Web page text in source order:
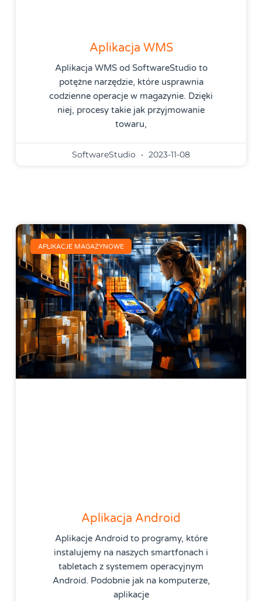
Aplikacja WMS
Aplikacja WMS od SoftwareStudio to
potężne narzędzie, które usprawnia
codzienne operacje w magazynie. Dzięki
niej, procesy takie jak przyjmowanie
towaru,
SoftwareStudio 2023-11-08
APLIKACJE MAGAZYNOWE
Aplikacja Android
Aplikacje Android to programy, które
instalujemy na naszych smartfonach i
tabletach z systemem operacyjnym
Android. Podobnie jak na komputerze,
aplikacje